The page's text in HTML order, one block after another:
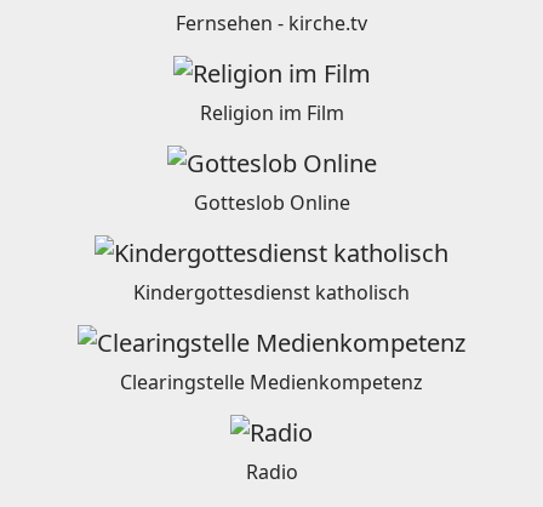
Fernsehen - kirche.tv
Religion im Film
Gotteslob Online
Kindergottesdienst katholisch
Clearingstelle Medienkompetenz
Radio